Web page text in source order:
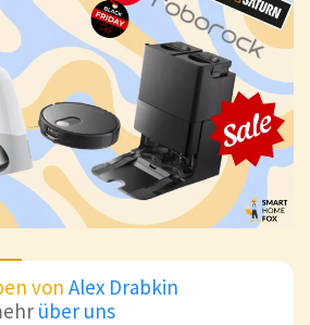
von Alex Drabkin
über uns